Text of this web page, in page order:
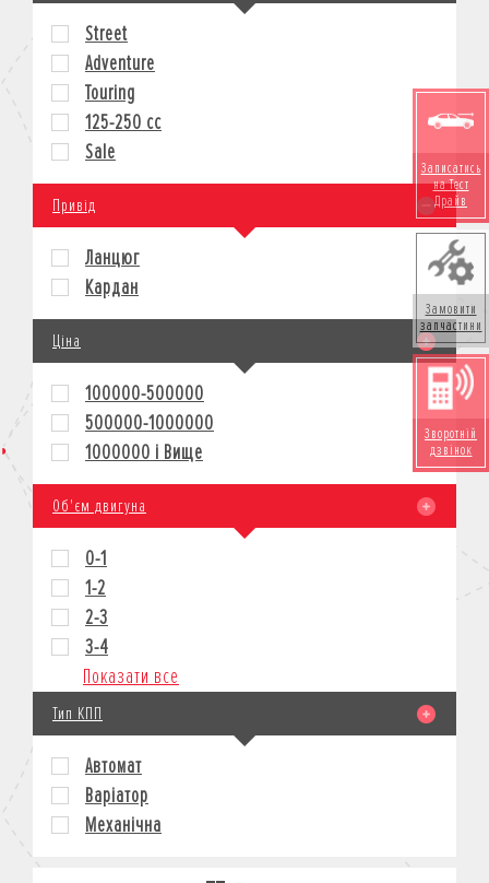
КОРПОРАТИВНИМ КЛІЄНТАМ
МОТОЦИКЛИ
КРЕДИТ
СТРАХУВАННЯ
КОРПОРАТИВНИМ КЛІЄНТАМ
Записатись
на Тест
Драйв
Замовити
запчастини
Зворотній
дзвінок
Street
Adventure
Touring
125-250 cc
Sale
Привід
Ланцюг
Кардан
Ціна
100000-500000
500000-1000000
1000000 і Вище
Об'єм двигуна
0-1
1-2
2-3
3-4
Показати все
Тип КПП
Автомат
Варіатор
Механічна